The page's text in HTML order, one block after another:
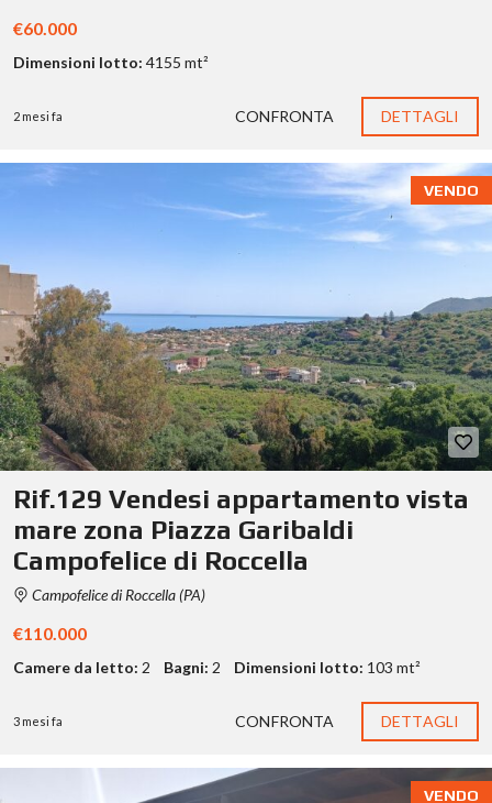
€60.000
Dimensioni lotto: 4155 mt²
2 mesi fa CONFRONTA DETTAGLI
VENDO
Rif.129 Vendesi appartamento vista
mare zona Piazza Garibaldi
Campofelice di Roccella
Campofelice di Roccella (PA)
€110.000
Camere da letto: 2 Bagni: 2 Dimensioni lotto: 103 mt²
3 mesi fa CONFRONTA DETTAGLI
VENDO